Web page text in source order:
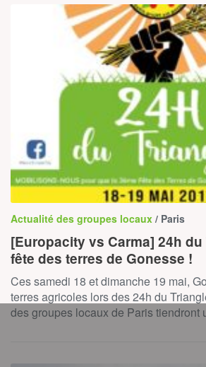
Actualité des groupes locaux / Paris
[Europacity vs Carma] 24h du
fête des terres de Gonesse !
Ces samedi 18 et dimanche 19 mai,
terres agricoles lors des 24h du
des groupes locaux de Paris